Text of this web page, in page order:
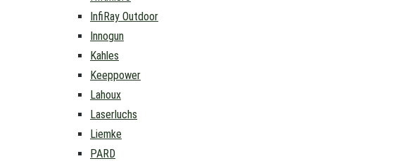
InfiRay Outdoor
Innogun
Kahles
Keeppower
Lahoux
Laserluchs
Liemke
PARD